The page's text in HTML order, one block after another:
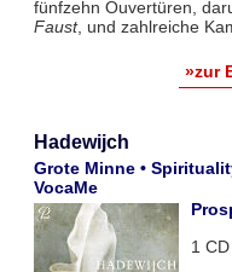
fünfzehn Ouvertüren,
Faust, und zahlreiche
»zur
Hadewijch
Grote Minne •
VocaMe
1